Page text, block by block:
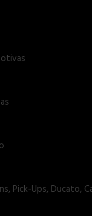
Pick-Ups, Ducato,